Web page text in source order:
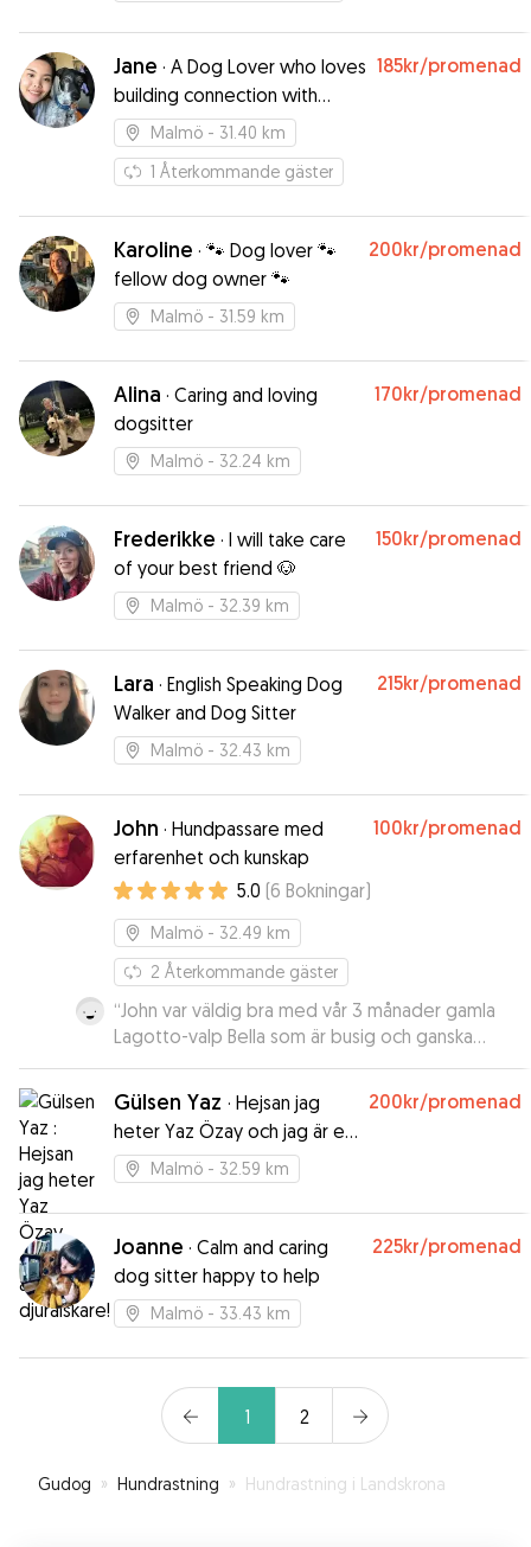
Jane · A Dog Lover who loves
building connection with
dogs!
185kr/promenad
Malmö - 31.40 km
1 Återkommande gäster
Karoline · 🐾 Dog lover 🐾
fellow dog owner 🐾
200kr/promenad
Malmö - 31.59 km
Alina · Caring and loving
dogsitter
170kr/promenad
Malmö - 32.24 km
Frederikke · I will take care
of your best friend 🐶
150kr/promenad
Malmö - 32.39 km
Lara · English Speaking Dog
Walker and Dog Sitter
215kr/promenad
Malmö - 32.43 km
John · Hundpassare med
erfarenhet och kunskap
100kr/promenad
5.0 (6 Bokningar)
Malmö - 32.49 km
2 Återkommande gäster
“John var väldig bra med vår 3 månader gamla
Lagotto-valp Bella som är busig och ganska
krävande. Han var också snab att bekräfta vår
booking, så vi viste, att han kunne hjälpa os med
Bella den dagen. Vi rekommanderar så klart
John!”
Gülsen Yaz · Hejsan jag
heter Yaz Özay och jag är en
djurälskare!
200kr/promenad
Malmö - 32.59 km
Joanne · Calm and caring
dog sitter happy to help
225kr/promenad
Malmö - 33.43 km
1 2
Gudog » Hundrastning » Hundrastning i Landskrona